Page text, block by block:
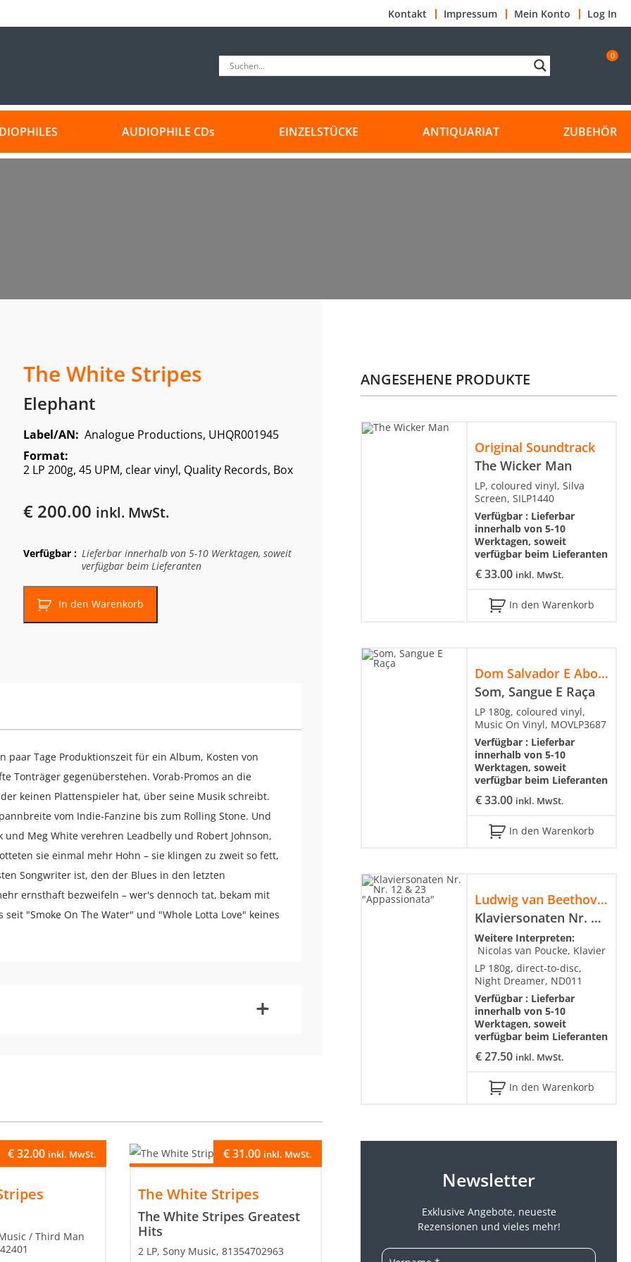
Kontakt Impressum Mein Konto Log In
0
AUDIOPHILE CDs EINZELSTÜCKE ANTIQUARIAT ZUBEHÖR
The White Stripes
Elephant
Label/AN: Analogue Productions, UHQR001945
Format:
2 LP 200g, 45 UPM, clear vinyl, Quality Records, Box
€200.00 inkl. MwSt.
Verfügbar : Lieferbar innerhalb von 5-10 Werktagen, soweit
verfügbar beim Lieferanten
In den Warenkorb
paar Tage Produktionszeit für ein Album, Kosten von
Tonträger gegenüberstehen. Vorab-Promos an die
keinen Plattenspieler hat, über seine Musik schreibt.
vom Indie-Fanzine bis zum Rolling Stone. Und
Meg White verehren Leadbelly und Robert Johnson,
sie einmal mehr Hohn – sie klingen zu zweit so fett,
Songwriter ist, den der Blues in den letzten
ernsthaft bezweifeln – wer's dennoch tat, bekam mit
"Smoke On The Water" und "Whole Lotta Love" keines
+
-
€32.00 inkl. MwSt.
/ Third Man
The White Stripes
The White Stripes Greatest
Hits
€31.00 inkl. MwSt.
2 LP, Sony Music, 81354702963
ANGESEHENE PRODUKTE
Original Soundtrack
The Wicker Man
€33.00 inkl. MwSt.
LP, coloured vinyl, Silva
Screen, SILP1440
Verfügbar : Lieferbar
innerhalb von 5-10
Werktagen, soweit
verfügbar beim Lieferanten
In den Warenkorb
Dom Salvador E Abolição
Som, Sangue E Raça
€33.00 inkl. MwSt.
LP 180g, coloured vinyl,
Music On Vinyl, MOVLP3687
Verfügbar : Lieferbar
innerhalb von 5-10
Werktagen, soweit
verfügbar beim Lieferanten
In den Warenkorb
Ludwig van Beethoven
Klaviersonaten Nr. Nr. 12 & 23 "Appassionata"
€27.50 inkl. MwSt.
Weitere Interpreten:
Nicolas van Poucke, Klavier
LP 180g, direct-to-disc,
Night Dreamer, ND011
Verfügbar : Lieferbar
innerhalb von 5-10
Werktagen, soweit
verfügbar beim Lieferanten
In den Warenkorb
Newsletter
Exklusive Angebote, neueste
Rezensionen und vieles mehr!